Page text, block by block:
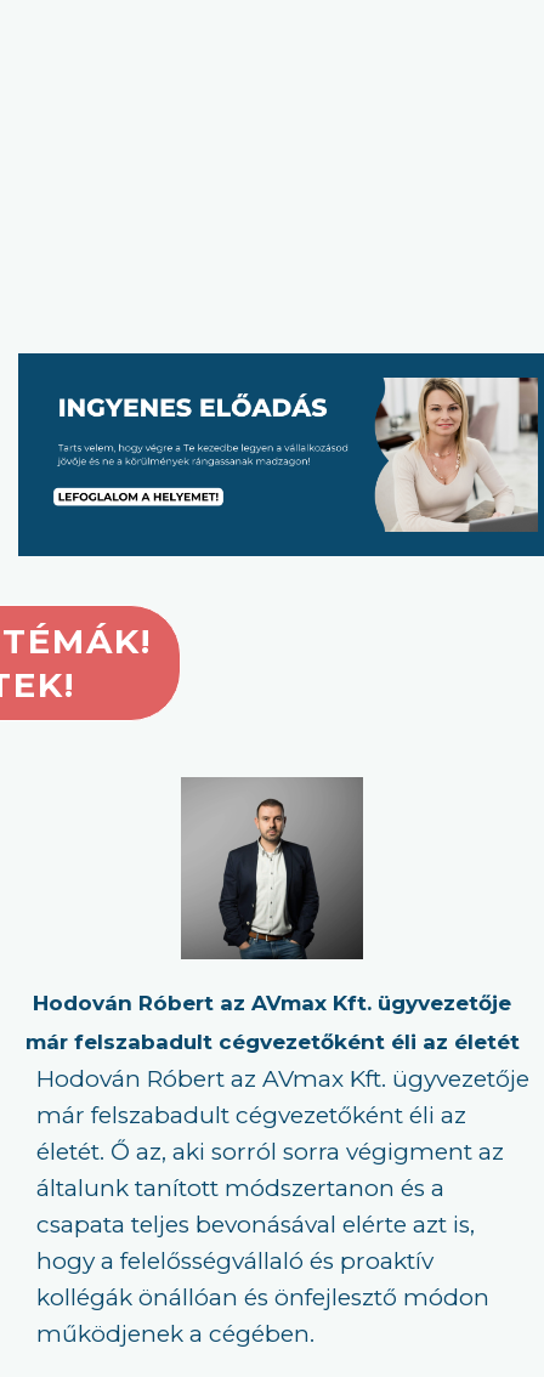
Hodován Róbert az AVmax Kft. ügyvezetője
már felszabadult cégvezetőként éli az életét
Hodován Róbert az AVmax Kft. ügyvezetője
már felszabadult cégvezetőként éli az
életét. Ő az, aki sorról sorra végigment az
általunk tanított módszertanon és a
csapata teljes bevonásával elérte azt is,
hogy a felelősségvállaló és proaktív
kollégák önállóan és önfejlesztő módon
működjenek a cégében.